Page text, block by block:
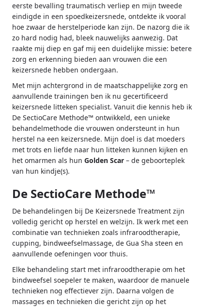
eerste bevalling traumatisch verliep en mijn tweede
eindigde in een spoedkeizersnede, ontdekte ik vooral
hoe zwaar de herstelperiode kan zijn. De nazorg die ik
zo hard nodig had, bleek nauwelijks aanwezig. Dat
raakte mij diep en gaf mij een duidelijke missie: betere
zorg en erkenning bieden aan vrouwen die een
keizersnede hebben ondergaan.
Met mijn achtergrond in de maatschappelijke zorg en
aanvullende trainingen ben ik nu gecertificeerd
keizersnede litteken specialist. Vanuit die kennis heb ik
De SectioCare Methode™ ontwikkeld, een unieke
behandelmethode die vrouwen ondersteunt in hun
herstel na een keizersnede. Mijn doel is dat moeders
met trots en liefde naar hun litteken kunnen kijken en
het omarmen als hun Golden Scar – de geboorteplek
van hun kindje(s).
De SectioCare Methode™
De behandelingen bij De Keizersnede Treatment zijn
volledig gericht op herstel en welzijn. Ik werk met een
combinatie van technieken zoals infraroodtherapie,
cupping, bindweefselmassage, de Gua Sha steen en
aanvullende oefeningen voor thuis.
Elke behandeling start met infraroodtherapie om het
bindweefsel soepeler te maken, waardoor de manuele
technieken nog effectiever zijn. Daarna volgen de
massages en technieken die gericht zijn op het